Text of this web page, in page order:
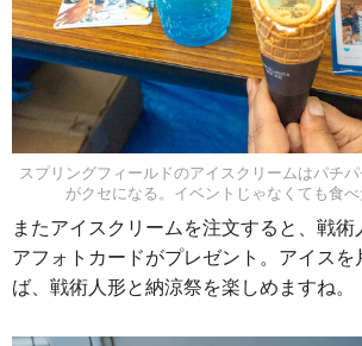
スプリングフィールドのアイスクリームはパチ
がクセになる。イベントじゃなくても食べ
またアイスクリームを注文すると、戦術
アフォトカードがプレゼント。アイス
ば、戦術人形と納涼祭を楽しめますね。